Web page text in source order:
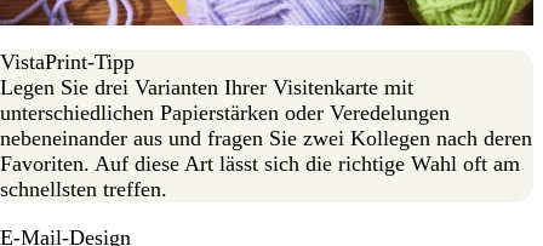
VistaPrint-Tipp
Legen Sie drei Varianten Ihrer Visitenkarte mit
unterschiedlichen Papierstärken oder Veredelungen
nebeneinander aus und fragen Sie zwei Kollegen nach deren
Favoriten. Auf diese Art lässt sich die richtige Wahl oft am
schnellsten treffen.
E-Mail-Design